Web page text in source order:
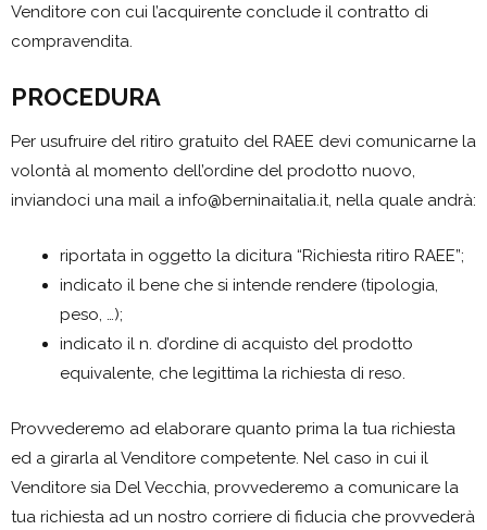
Venditore con cui l’acquirente conclude il contratto di
compravendita.
PROCEDURA
Per usufruire del ritiro gratuito del RAEE devi comunicarne la
volontà al momento dell’ordine del prodotto nuovo,
inviandoci una mail a info@berninaitalia.it, nella quale andrà:
riportata in oggetto la dicitura “Richiesta ritiro RAEE”;
indicato il bene che si intende rendere (tipologia,
peso, …);
indicato il n. d’ordine di acquisto del prodotto
equivalente, che legittima la richiesta di reso.
Provvederemo ad elaborare quanto prima la tua richiesta
ed a girarla al Venditore competente. Nel caso in cui il
Venditore sia Del Vecchia, provvederemo a comunicare la
tua richiesta ad un nostro corriere di fiducia che provvederà